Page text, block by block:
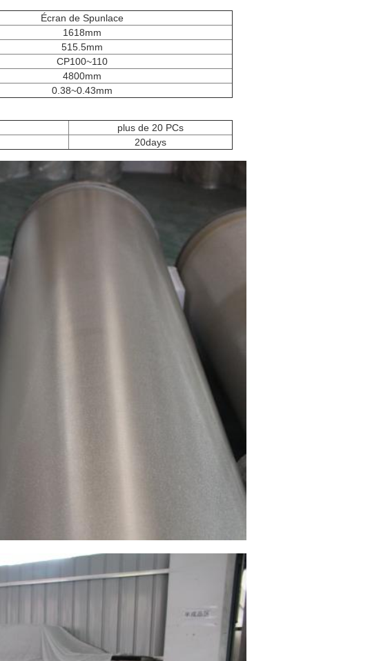
Écran de Spunlace
1618mm
515.5mm
CP100~110
4800mm
0.38~0.43mm
plus de 20 PCs
20days